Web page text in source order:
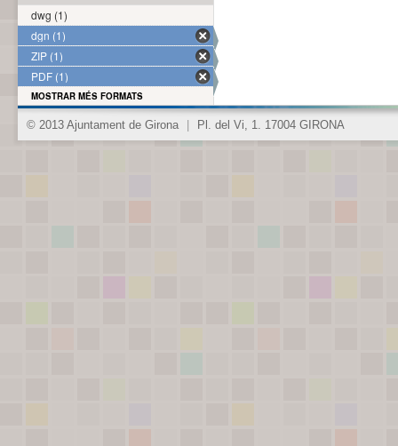
dwg (1)
dgn (1)
ZIP (1)
PDF (1)
MOSTRAR MÉS FORMATS
© 2013 Ajuntament de Girona Pl. del Vi, 1. 17004 GIRONA